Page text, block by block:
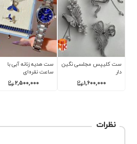
ست کلیپس مجلسی نگین
دار
1,600,000
ست هدیه زنانه آبی با
ساعت نقره‌ای
2,500,000
نظرات